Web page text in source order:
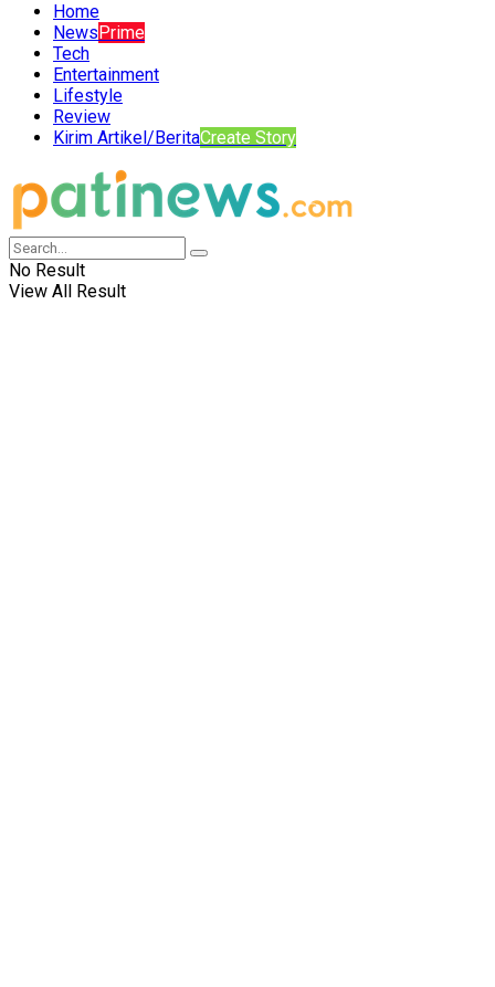
Home
NewsPrime
Tech
Entertainment
Lifestyle
Review
Kirim Artikel/BeritaCreate Story
No Result
View All Result